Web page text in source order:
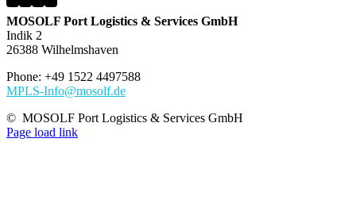
MOSOLF Port Logistics & Services GmbH
Indik 2
26388 Wilhelmshaven
Phone: +49 1522 4497588
MPLS-Info@mosolf.de
© MOSOLF Port Logistics & Services GmbH
Page load link